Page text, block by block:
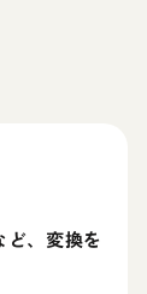
ど、変換を